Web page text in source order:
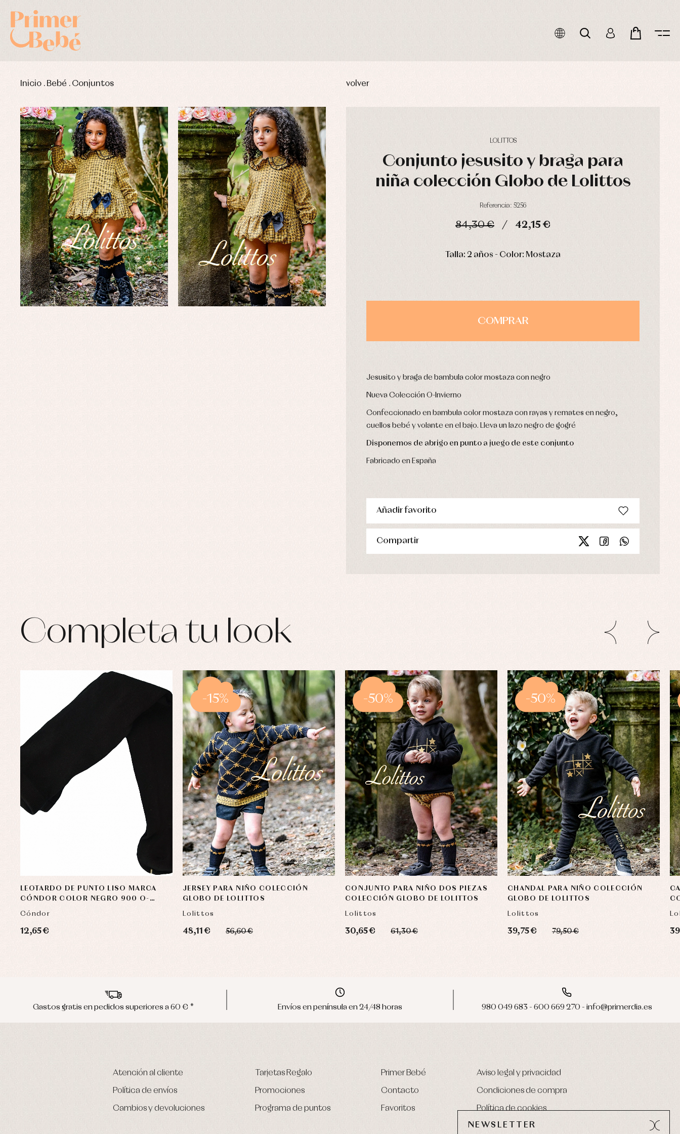
Inicio . Bebé . Conjuntos volver
LOLITTOS
Conjunto jesusito y braga para
niña colección Globo de Lolittos
Referencia: 5256
84,30 € 42,15 €
Talla: 2 años - Color: Mostaza
COMPRAR
Jesusito y braga de bambula color mostaza con negro
Nueva Colección O-Invierno
Confeccionado en bambula color mostaza con rayas y remates en negro,
cuellos bebé y volante en el bajo. Lleva un lazo negro de gogré
Disponemos de abrigo en punto a juego de este conjunto
Fabricado en España
Añadir favorito
Compartir
Completa tu look
LEOTARDO DE PUNTO LISO MARCA
CÓNDOR COLOR NEGRO 900 O-
INVIERNO
Cóndor
12,65 €
JERSEY PARA NIÑO COLECCIÓN
GLOBO DE LOLITTOS
Lolittos
48,11 € 56,60 €
-15%
CONJUNTO PARA NIÑO DOS PIEZAS
COLECCIÓN GLOBO DE LOLITTOS
Lolittos
30,65 € 61,30 €
-50%
CHANDAL PARA NIÑO COLECCIÓN
GLOBO DE LOLITTOS
Lolittos
39,75 € 79,50 €
-50%
Gastos gratis en pedidos superiores a 60 € * Envíos en península en 24/48 horas 980 049 683 - 600 669 270 - info@primerdia.es
Atención al cliente
Política de envíos
Cambios y devoluciones
Tarjetas Regalo
Promociones
Programa de puntos
Primer Bebé
Contacto
Favoritos
Aviso legal y privacidad
Condiciones de compra
Política de cookies
NEWSLETTER
Complementos de bautizo
Conjuntos
Faldones de bautizo
Peleles y ranitas
Baberos
Blusas, camisas y jerseys
Blusas y camisas
Chaquetas y abrigos
Complementos
Conjuntos
Peleles y ranitas
Ropa interior
Vestidos
Arras y fiesta
Camisas
Chaquetas y jerseys
Conjuntos
Pantalones
Peleles y ranitas
Ropa de abrigo
Ropa de baño
Ropa interior